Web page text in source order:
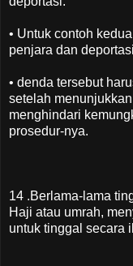
• Untuk contoh
penjara dan
• denda tersebut
setelah
menghindari
prosedur-nya.
14 .Berlama-lama
Haji atau umrah,
untuk tinggal secara